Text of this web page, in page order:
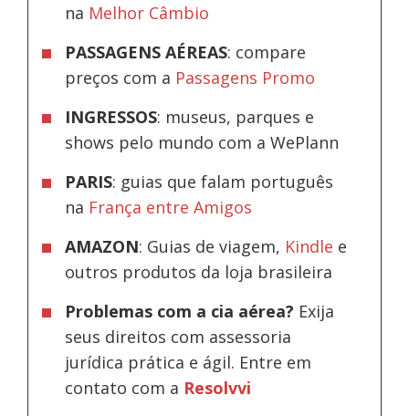
na Melhor Câmbio
PASSAGENS AÉREAS: compare
preços com a Passagens Promo
INGRESSOS: museus, parques e
shows pelo mundo com a WePlann
PARIS: guias que falam português
na França entre Amigos
AMAZON: Guias de viagem, Kindle e
outros produtos da loja brasileira
Problemas com a cia aérea? Exija
seus direitos com assessoria
jurídica prática e ágil. Entre em
contato com a Resolvvi